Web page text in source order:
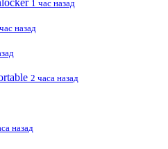
1 час назад
назад
2 часа назад
назад